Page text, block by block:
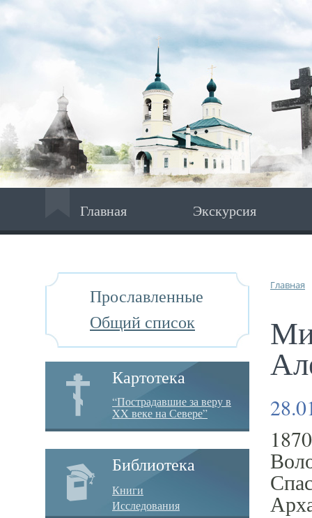
Главная Экскурсия
Прославленные
Общий список
Картотека
“Пострадавшие за веру в
XX веке на Севере”
Библиотека
Книги
Исследования
Главная